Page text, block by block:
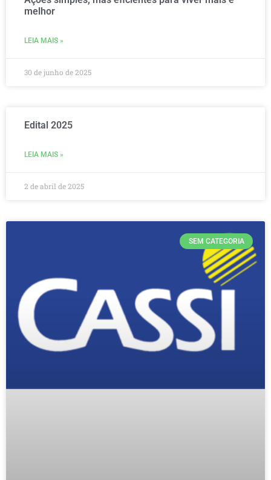
melhor
LEIA MAIS »
30 de junho de 2025
Edital 2025
LEIA MAIS »
2 de abril de 2025
SEM CATEGORIA